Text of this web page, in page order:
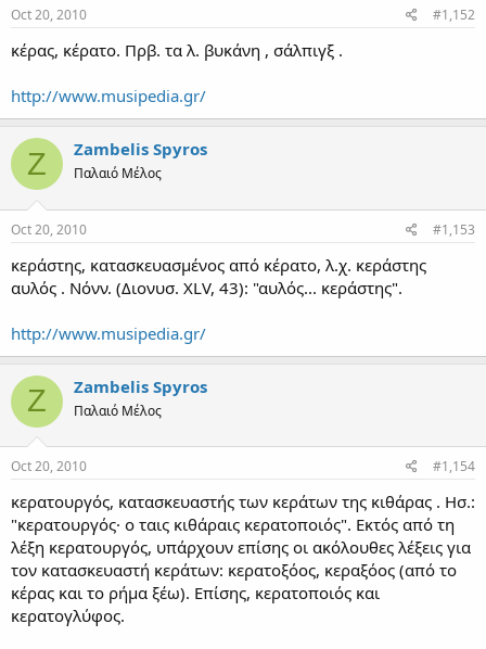
Oct 20, 2010 #1,152
κέρας, κέρατο. Πρβ. τα λ. βυκάνη , σάλπιγξ .
http://www.musipedia.gr/
Z Zambelis Spyros
Παλαιό Μέλος
Oct 20, 2010 #1,153
κεράστης, κατασκευασμένος από κέρατο, λ.χ. κεράστης
αυλός . Νόνν. (Διονυσ. XLV, 43): "αυλός... κεράστης".
http://www.musipedia.gr/
Z Zambelis Spyros
Παλαιό Μέλος
Oct 20, 2010 #1,154
κερατουργός, κατασκευαστής των κεράτων της κιθάρας . Ησ.:
"κερατουργός· ο ταις κιθάραις κερατοποιός". Εκτός από τη
λέξη κερατουργός, υπάρχουν επίσης οι ακόλουθες λέξεις για
τον κατασκευαστή κεράτων: κερατοξόος, κεραξόος (από το
κέρας και το ρήμα ξέω). Επίσης, κερατοποιός και
κερατογλύφος.